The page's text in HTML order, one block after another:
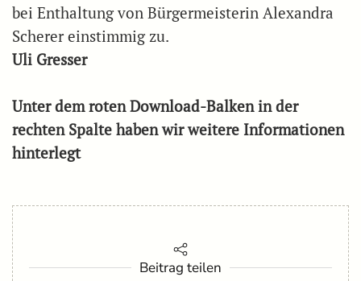
bei Enthaltung von Bürgermeisterin Alexandra
Scherer einstimmig zu.
Uli Gresser
Unter dem roten Download-Balken in der
rechten Spalte haben wir weitere Informationen
hinterlegt
Beitrag teilen